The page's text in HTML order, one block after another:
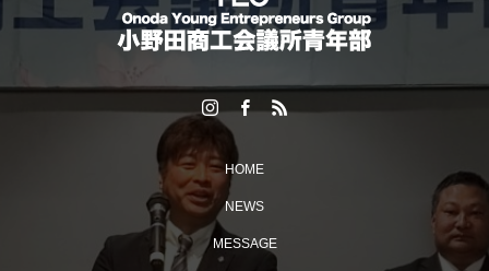
HOME
NEWS
MESSAGE